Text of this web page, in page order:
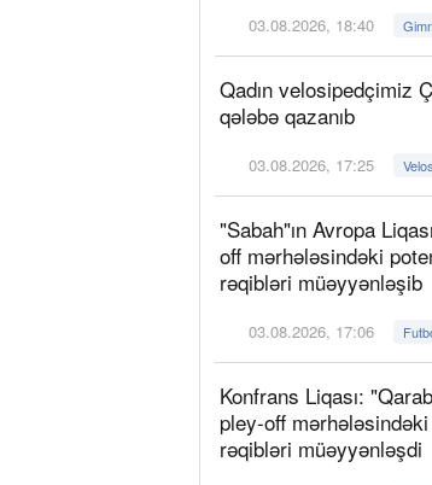
03.08.2026, 18:40
Qadın velosipedçimiz
qələbə qazanıb
03.08.2026, 17:25
"Sabah"ın Avropa
off mərhələsindəki
rəqibləri müəyyənləşib
03.08.2026, 17:06
Konfrans Liqası:
pley-off
rəqibləri müəyyənləşdi